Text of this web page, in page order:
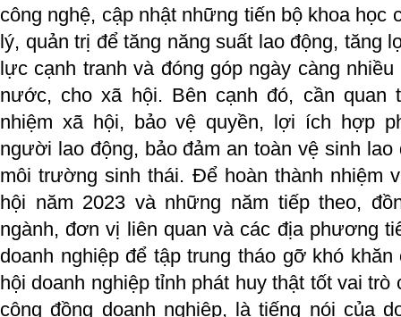
công nghệ, cập nhật những tiến bộ khoa học
lý, quản trị để tăng năng suất lao động, tăng
lực cạnh tranh và đóng góp ngày càng
nước, cho xã hội. Bên cạnh đó, cần quan
nhiệm xã hội, bảo vệ quyền, lợi ích hợp
người lao động, bảo đảm an toàn vệ sinh lao
môi trường sinh thái. Để hoàn thành nhiệm
hội năm 2023 và những năm tiếp theo,
ngành, đơn vị liên quan và các địa phương
doanh nghiệp để tập trung tháo gỡ khó
hội doanh nghiệp tỉnh phát huy thật tốt vai trò
cộng đồng doanh nghiệp, là tiếng nói của